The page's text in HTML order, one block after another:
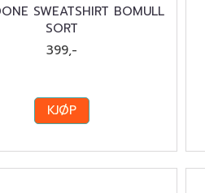
SWEATSHIRT BOMULL
SORT
399,-
KJØP